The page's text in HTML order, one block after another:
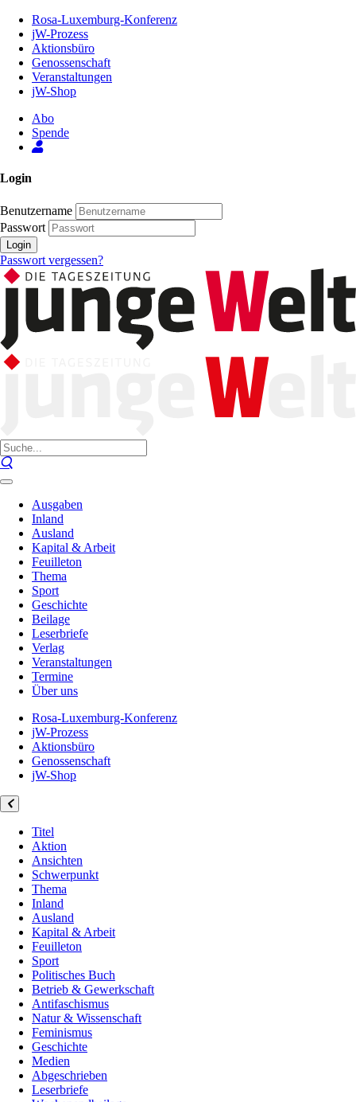
Inhalt
Seite
Rosa-Luxemburg-Konferenz
jW-Prozess
Aktionsbüro
Genossenschaft
Veranstaltungen
jW-Shop
Abo
Spende
Login
Benutzername
Passwort
Login
Passwort vergessen?
Ausgaben
Inland
Ausland
Kapital & Arbeit
Feuilleton
Thema
Sport
Geschichte
Beilage
Leserbriefe
Verlag
Veranstaltungen
Termine
Über uns
Rosa-Luxemburg-Konferenz
jW-Prozess
Aktionsbüro
Genossenschaft
jW-Shop
Titel
Aktion
Ansichten
Schwerpunkt
Thema
Inland
Ausland
Kapital & Arbeit
Feuilleton
Sport
Politisches Buch
Betrieb & Gewerkschaft
Antifaschismus
Natur & Wissenschaft
Feminismus
Geschichte
Medien
Abgeschrieben
Leserbriefe